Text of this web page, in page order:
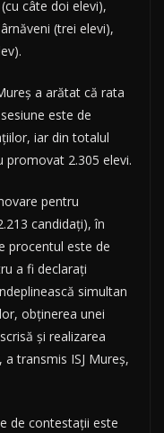
câte doi elevi),
(trei elevi),
a arătat că rata
este de
iar din totalul
promovat 2.305 elevi.
pentru
candidaţi), în
procentul este de
a fi declaraţi
simultan
obţinerea unei
şi realizarea
transmis ISJ Mureş,
de contestaţii este